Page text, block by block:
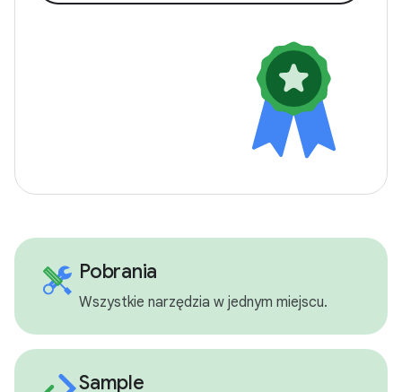
Pobrania
Wszystkie narzędzia w jednym miejscu.
Sample